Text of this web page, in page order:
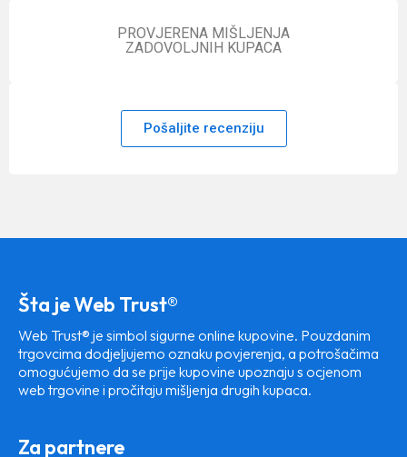
PROVJERENA MIŠLJENJA
ZADOVOLJNIH KUPACA
Pošaljite recenziju
Šta je Web Trust®
Web Trust® je simbol sigurne online kupovine. Pouzdanim
trgovcima dodjeljujemo oznaku povjerenja, a potrošačima
omogućujemo da se prije kupovine upoznaju s ocjenom
web trgovine i pročitaju mišljenja drugih kupaca.
Za partnere